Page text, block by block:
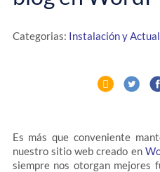
Categorias: Instalación y
Es más que conveniente
nuestro sitio web creado en
siempre nos otorgan mejores